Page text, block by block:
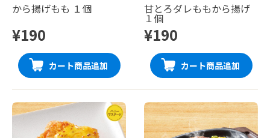
から揚げもも １個
¥190
カート商品追加
甘とろダレももから揚げ
１個
¥190
カート商品追加